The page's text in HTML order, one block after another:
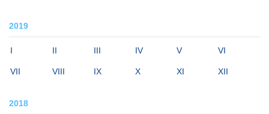
2019
I II III IV V VI
VII VIII IX X XI XII
2018